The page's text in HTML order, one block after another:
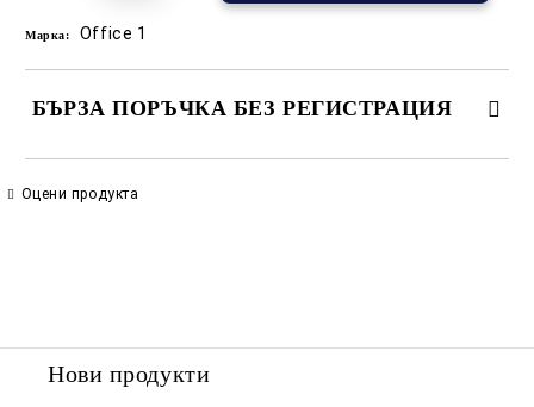
Марка: Office 1
БЪРЗА ПОРЪЧКА БЕЗ РЕГИСТРАЦИЯ
Оцени продукта
Нови продукти